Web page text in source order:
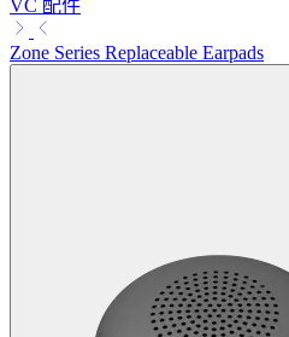
VC 配件
Zone Series Replaceable Earpads